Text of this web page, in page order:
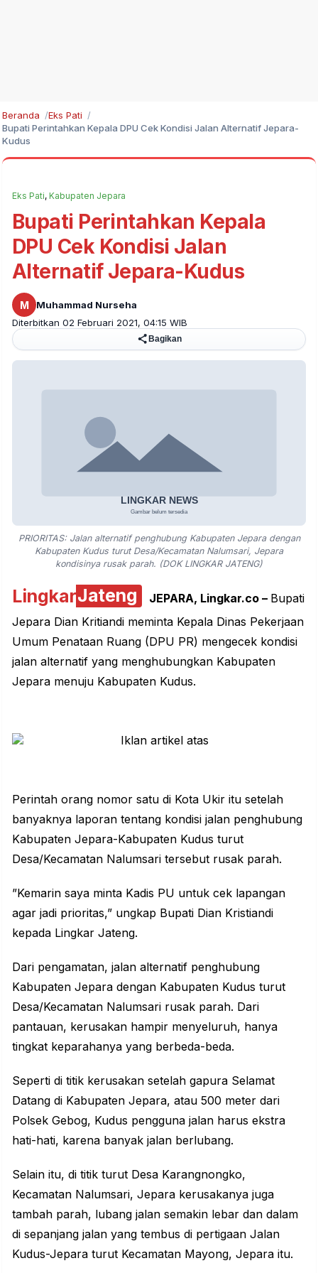
Beranda
Eks Pati
Bupati Perintahkan Kepala DPU Cek Kondisi Jalan Alternatif Jepara-
Kudus
Eks Pati, Kabupaten Jepara
Bupati Perintahkan Kepala
DPU Cek Kondisi Jalan
Alternatif Jepara-Kudus
M
Muhammad Nurseha
Diterbitkan 02 Februari 2021, 04:15 WIB
Bagikan
PRIORITAS: Jalan alternatif penghubung Kabupaten Jepara dengan
Kabupaten Kudus turut Desa/Kecamatan Nalumsari, Jepara
kondisinya rusak parah. (DOK LINGKAR JATENG)
LingkarJateng JEPARA, Lingkar.co – Bupati
Jepara Dian Kritiandi meminta Kepala Dinas Pekerjaan
Umum Penataan Ruang (DPU PR) mengecek kondisi
jalan alternatif yang menghubungkan Kabupaten
Jepara menuju Kabupaten Kudus.
Perintah orang nomor satu di Kota Ukir itu setelah
banyaknya laporan tentang kondisi jalan penghubung
Kabupaten Jepara-Kabupaten Kudus turut
Desa/Kecamatan Nalumsari tersebut rusak parah.
”Kemarin saya minta Kadis PU untuk cek lapangan
agar jadi prioritas,” ungkap Bupati Dian Kristiandi
kepada Lingkar Jateng.
Dari pengamatan, jalan alternatif penghubung
Kabupaten Jepara dengan Kabupaten Kudus turut
Desa/Kecamatan Nalumsari rusak parah. Dari
pantauan, kerusakan hampir menyeluruh, hanya
tingkat keparahanya yang berbeda-beda.
Seperti di titik kerusakan setelah gapura Selamat
Datang di Kabupaten Jepara, atau 500 meter dari
Polsek Gebog, Kudus pengguna jalan harus ekstra
hati-hati, karena banyak jalan berlubang.
Selain itu, di titik turut Desa Karangnongko,
Kecamatan Nalumsari, Jepara kerusakanya juga
tambah parah, lubang jalan semakin lebar dan dalam
di sepanjang jalan yang tembus di pertigaan Jalan
Kudus-Jepara turut Kecamatan Mayong, Jepara itu.